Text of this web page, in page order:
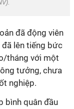
).
đã động viên
đã lên tiếng bức
tháng với một
tưởng, chưa
nghiệp.
bình quân đầu